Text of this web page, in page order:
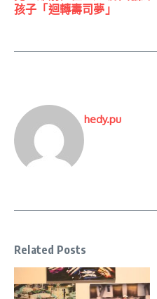
孩子「迴轉壽司夢」
hedy.pu
Related Posts